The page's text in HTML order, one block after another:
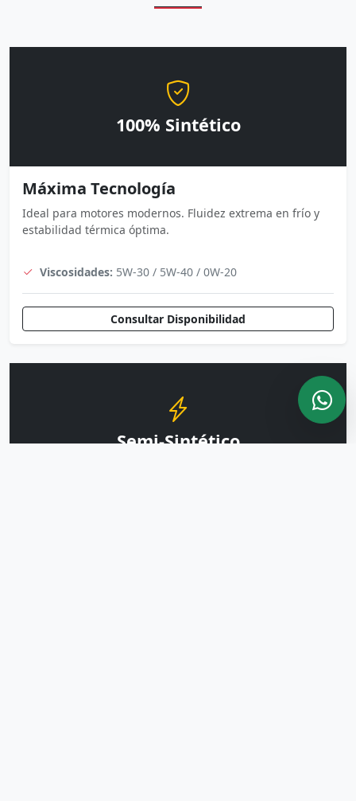
100% Sintético
Máxima Tecnología
Ideal para motores modernos. Fluidez extrema en frío y
estabilidad térmica óptima.
Viscosidades: 5W-30 / 5W-40 / 0W-20
Consultar Disponibilidad
Semi-Sintético